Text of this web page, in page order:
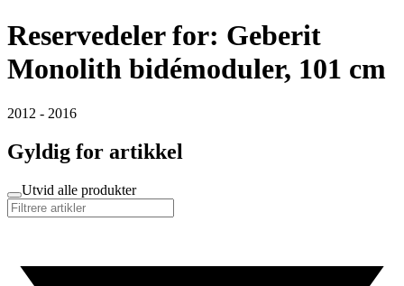
Reservedeler for: Geberit
Monolith bidémoduler, 101 cm
2012 - 2016
Gyldig for artikkel
Utvid alle produkter